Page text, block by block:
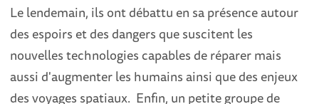
Le lendemain, ils ont débattu en sa présence autour
des espoirs et des dangers que suscitent les
nouvelles technologies capables de réparer mais
aussi d'augmenter les humains ainsi que des enjeux
des voyages spatiaux. Enfin, un petite groupe de